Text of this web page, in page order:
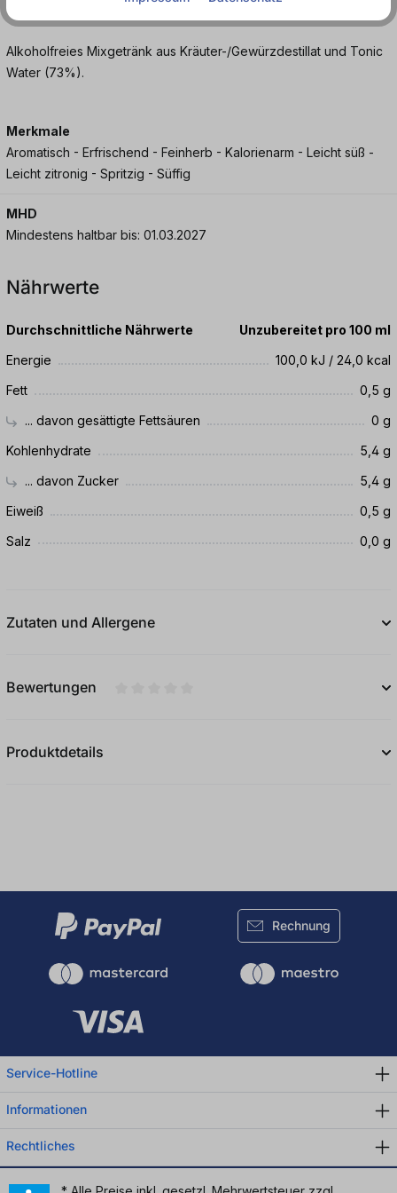
aber voller Charakter!
Alkoholfreies Mixgetränk aus Kräuter-/Gewürzdestillat und Tonic
Water (73%).
Merkmale
Aromatisch - Erfrischend - Feinherb - Kalorienarm - Leicht süß -
Leicht zitronig - Spritzig - Süffig
MHD
Mindestens haltbar bis: 01.03.2027
Nährwerte
Durchschnittliche Nährwerte
Unzubereitet pro 100 ml
Energie
100,0 kJ / 24,0 kcal
Fett
0,5 g
... davon gesättigte Fettsäuren
0 g
Kohlenhydrate
5,4 g
... davon Zucker
5,4 g
Eiweiß
0,5 g
Salz
0,0 g
Zutaten und Allergene
Bewertungen
Produktdetails
Rechnung
Service-Hotline
Informationen
Rechtliches